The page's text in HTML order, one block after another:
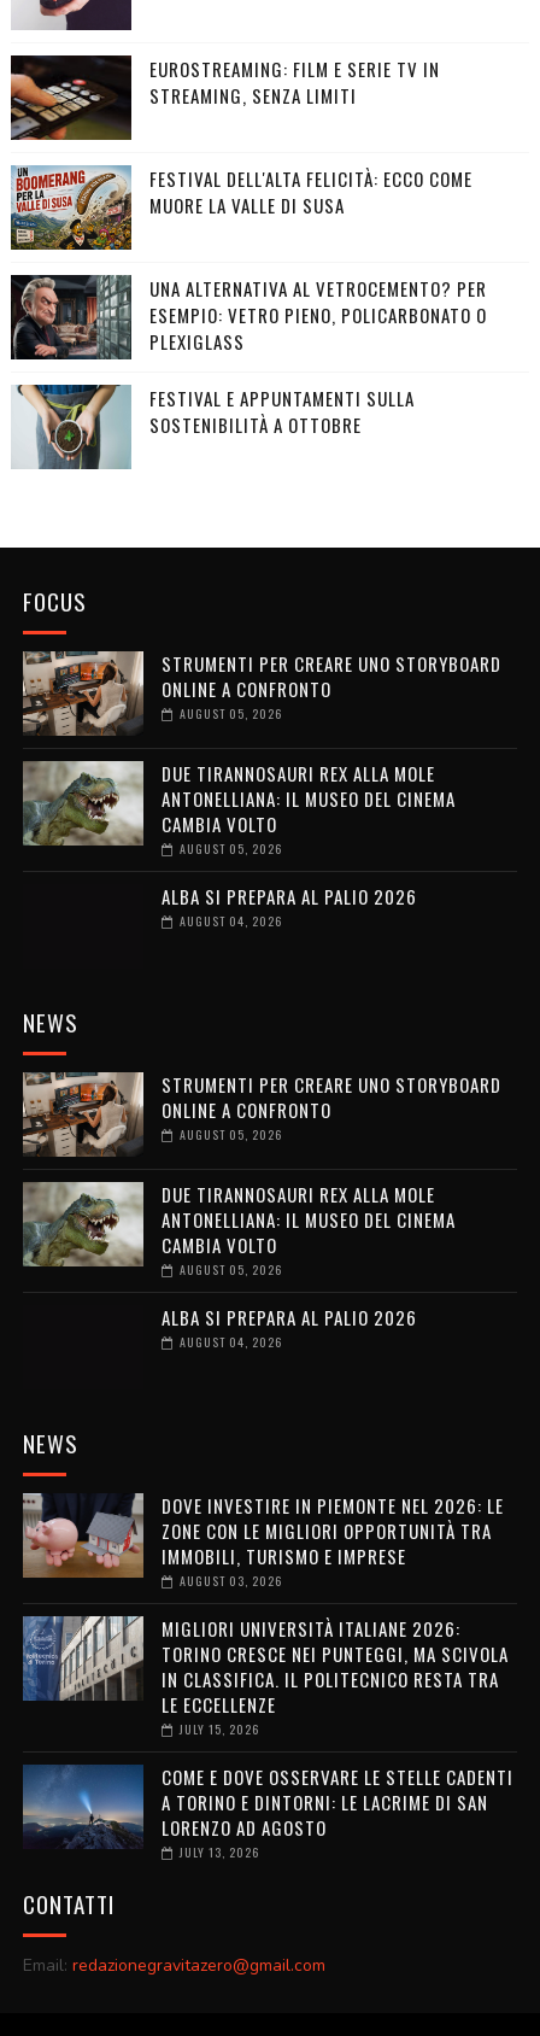
EUROSTREAMING: FILM E SERIE TV IN
STREAMING, SENZA LIMITI
FESTIVAL DELL'ALTA FELICITÀ: ECCO COME
MUORE LA VALLE DI SUSA
UNA ALTERNATIVA AL VETROCEMENTO? PER
ESEMPIO: VETRO PIENO, POLICARBONATO O
PLEXIGLASS
FESTIVAL E APPUNTAMENTI SULLA
SOSTENIBILITÀ A OTTOBRE
FOCUS
STRUMENTI PER CREARE UNO STORYBOARD
ONLINE A CONFRONTO
AUGUST 05, 2026
DUE TIRANNOSAURI REX ALLA MOLE
ANTONELLIANA: IL MUSEO DEL CINEMA
CAMBIA VOLTO
AUGUST 05, 2026
ALBA SI PREPARA AL PALIO 2026
AUGUST 04, 2026
NEWS
STRUMENTI PER CREARE UNO STORYBOARD
ONLINE A CONFRONTO
AUGUST 05, 2026
DUE TIRANNOSAURI REX ALLA MOLE
ANTONELLIANA: IL MUSEO DEL CINEMA
CAMBIA VOLTO
AUGUST 05, 2026
ALBA SI PREPARA AL PALIO 2026
AUGUST 04, 2026
NEWS
DOVE INVESTIRE IN PIEMONTE NEL 2026: LE
ZONE CON LE MIGLIORI OPPORTUNITÀ TRA
IMMOBILI, TURISMO E IMPRESE
AUGUST 03, 2026
MIGLIORI UNIVERSITÀ ITALIANE 2026:
TORINO CRESCE NEI PUNTEGGI, MA SCIVOLA
IN CLASSIFICA. IL POLITECNICO RESTA TRA
LE ECCELLENZE
JULY 15, 2026
COME E DOVE OSSERVARE LE STELLE CADENTI
A TORINO E DINTORNI: LE LACRIME DI SAN
LORENZO AD AGOSTO
JULY 13, 2026
CONTATTI
Email: redazionegravitazero@gmail.com